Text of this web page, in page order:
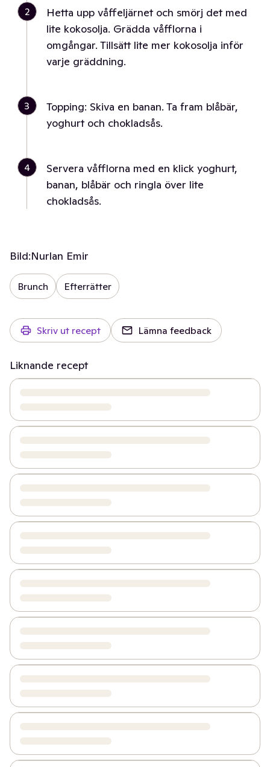
2
Hetta upp våffeljärnet och smörj det med
lite kokosolja. Grädda våfflorna i
omgångar. Tillsätt lite mer kokosolja inför
varje gräddning.
3
Topping: Skiva en banan. Ta fram blåbär,
yoghurt och chokladsås.
4
Servera våfflorna med en klick yoghurt,
banan, blåbär och ringla över lite
chokladsås.
Bild:Nurlan Emir
Brunch Efterrätter
Skriv ut recept Lämna feedback
Liknande recept